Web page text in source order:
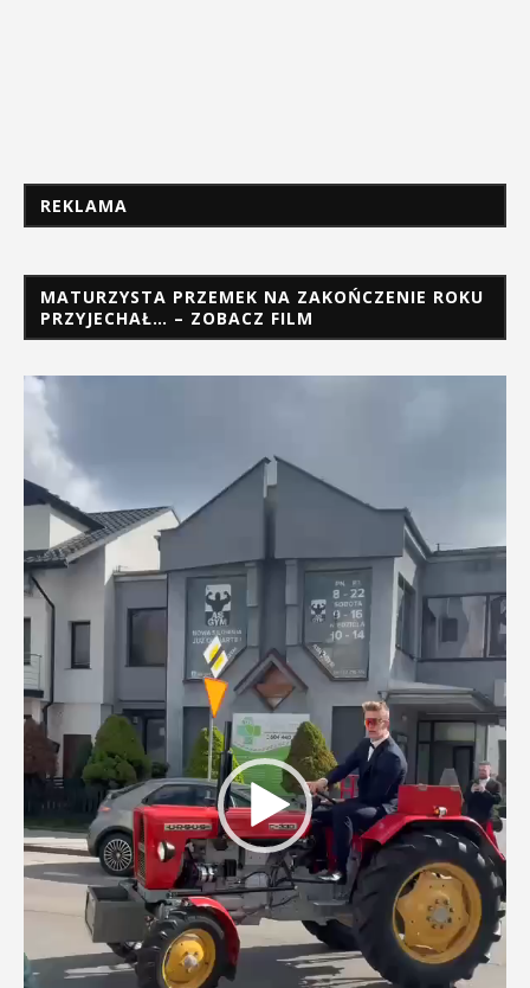
REKLAMA
MATURZYSTA PRZEMEK NA ZAKOŃCZENIE ROKU
PRZYJECHAŁ… – ZOBACZ FILM
Odtwarzacz